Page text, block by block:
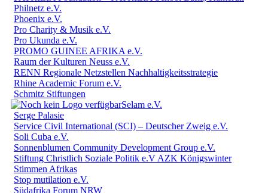
Philnetz e.V.
Phoenix e.V.
Pro Charity & Musik e.V.
Pro Ukunda e.V.
PROMO GUINEE AFRIKA e.V.
Raum der Kulturen Neuss e.V.
RENN Regionale Netzstellen Nachhaltigkeitsstrategie
Rhine Academic Forum e.V.
Schmitz Stiftungen
Selam e.V.
Serge Palasie
Service Civil International (SCI) – Deutscher Zweig e.V.
Soli Cuba e.V.
Sonnenblumen Community Development Group e.V.
Stiftung Christlich Soziale Politik e.V AZK Königswinter
Stimmen Afrikas
Stop mutilation e.V.
Südafrika Forum NRW